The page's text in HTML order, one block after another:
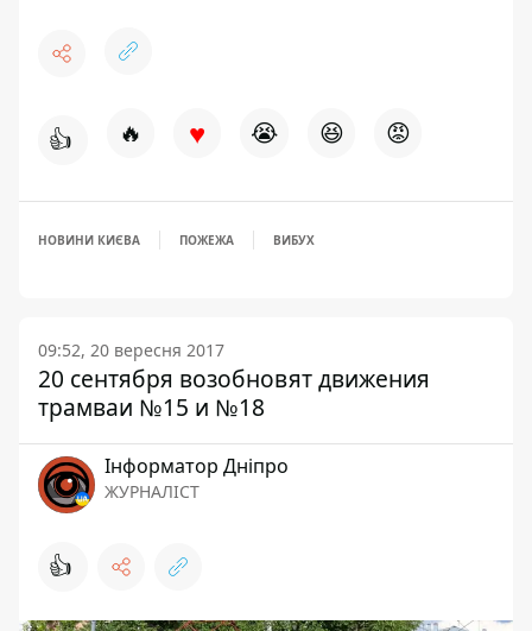
👍 🔥 ♥ 😭 😆 😡
НОВИНИ КИЄВА ПОЖЕЖА ВИБУХ
09:52, 20 вересня 2017
20 сентября возобновят движения
трамваи №15 и №18
Інформатор Дніпро
ЖУРНАЛІСТ
👍